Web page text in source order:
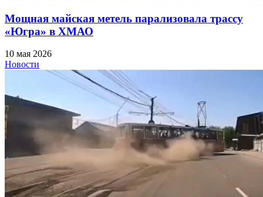
Мощная майская метель парализовала трассу
«Югра» в ХМАО
10 мая 2026
Новости